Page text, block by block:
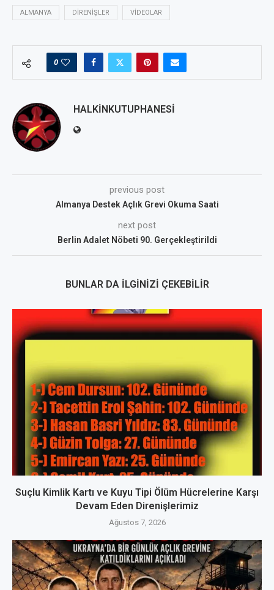
ALMANYA DIRENIŞLER VIDEOLAR
0
HALKINKUTUPHANESI
previous post
Almanya Destek Açlık Grevi Okuma Saati
next post
Berlin Adalet Nöbeti 90. Gerçekleştirildi
BUNLAR DA İLGINIZI ÇEKEBILIR
Suçlu Kimlik Kartı ve Kuyu Tipi Ölüm Hücrelerine Karşı
Devam Eden Direnişlerimiz
Ağustos 7, 2026